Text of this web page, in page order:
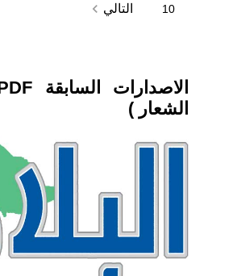
10 التالي navigate_next
الشعار )